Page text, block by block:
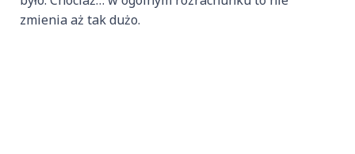
zmienia aż tak dużo.